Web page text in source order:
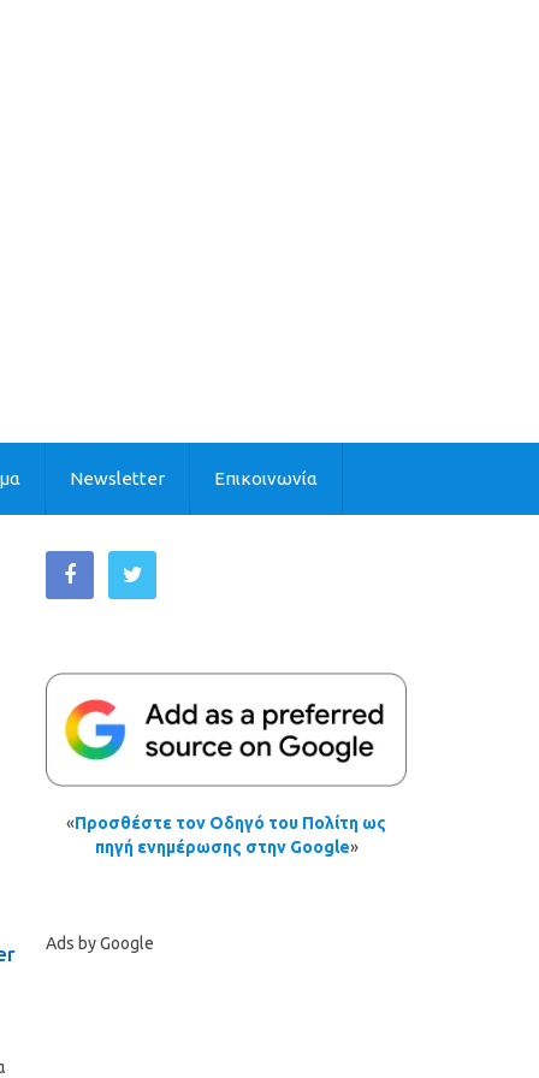
Newsletter Επικοινωνία
«Προσθέστε τον Οδηγό του Πολίτη ως
πηγή ενημέρωσης στην Google»
Ads by Google